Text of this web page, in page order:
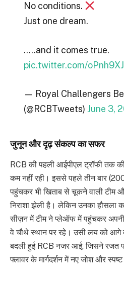
No conditions.
Just one dream.
…..and it comes true.
pic.twitter.com/
— Royal Challengers
(@RCBTweets) June 3,
जुनून और दृढ़ संकल्प का सफर
RCB की पहली आईपीएल ट्रॉफी तक
कम नहीं रही। इससे पहले तीन बार
पहुंचकर भी खिताब से चूकने वाली टीम
निराशा झेली है। लेकिन उनका
सीज़न में टीम ने प्लेऑफ में पहुंचकर अपनी
वे चौथे स्थान पर रहे। उसी लय को
बदली हुई RCB नजर आई, जिसने रजत
फ्लावर के मार्गदर्शन में नए जोश और